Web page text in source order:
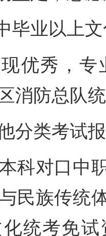
业以上文
秀，专
消防总队
类考试报
对口中职
民族传统
统考免